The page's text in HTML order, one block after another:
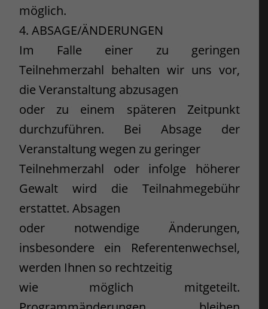
möglich.
4. ABSAGE/ÄNDERUNGEN
Im Falle einer zu geringen
Teilnehmerzahl behalten wir uns vor,
die Veranstaltung abzusagen
oder zu einem späteren Zeitpunkt
durchzuführen. Bei Absage der
Veranstaltung wegen zu geringer
Teilnehmerzahl oder infolge höherer
Gewalt wird die Teilnahmegebühr
erstattet. Absagen
oder notwendige Änderungen,
insbesondere ein Referentenwechsel,
werden Ihnen so rechtzeitig
wie möglich mitgeteilt.